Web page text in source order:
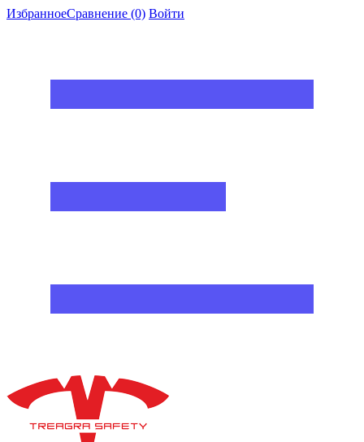
ИзбранноеСравнение (0) Войти